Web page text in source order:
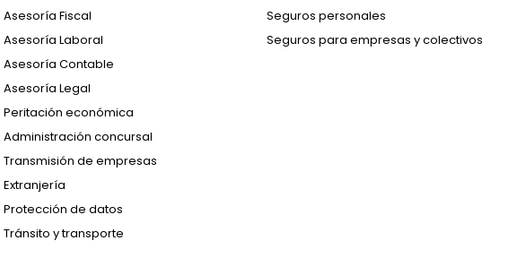
Asesoría Fiscal
Asesoría Laboral
Asesoría Contable
Asesoría Legal
Peritación económica
Administración concursal
Transmisión de empresas
Extranjería
Protección de datos
Tránsito y transporte
Seguros personales
Seguros para empresas y colectivos